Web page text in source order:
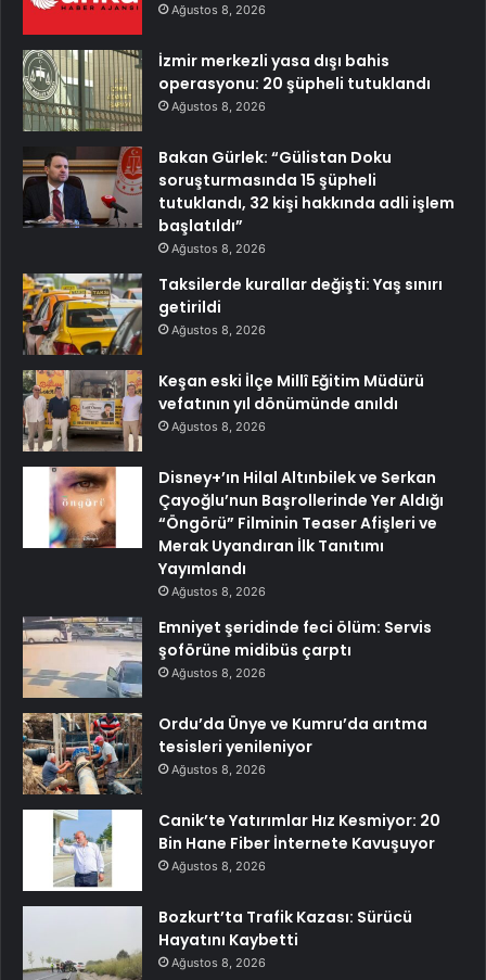
Ağustos 8, 2026
İzmir merkezli yasa dışı bahis
operasyonu: 20 şüpheli tutuklandı
Ağustos 8, 2026
Bakan Gürlek: “Gülistan Doku
soruşturmasında 15 şüpheli
tutuklandı, 32 kişi hakkında adli işlem
başlatıldı”
Ağustos 8, 2026
Taksilerde kurallar değişti: Yaş sınırı
getirildi
Ağustos 8, 2026
Keşan eski İlçe Millî Eğitim Müdürü
vefatının yıl dönümünde anıldı
Ağustos 8, 2026
Disney+’ın Hilal Altınbilek ve Serkan
Çayoğlu’nun Başrollerinde Yer Aldığı
“Öngörü” Filminin Teaser Afişleri ve
Merak Uyandıran İlk Tanıtımı
Yayımlandı
Ağustos 8, 2026
Emniyet şeridinde feci ölüm: Servis
şoförüne midibüs çarptı
Ağustos 8, 2026
Ordu’da Ünye ve Kumru’da arıtma
tesisleri yenileniyor
Ağustos 8, 2026
Canik’te Yatırımlar Hız Kesmiyor: 20
Bin Hane Fiber İnternete Kavuşuyor
Ağustos 8, 2026
Bozkurt’ta Trafik Kazası: Sürücü
Hayatını Kaybetti
Ağustos 8, 2026